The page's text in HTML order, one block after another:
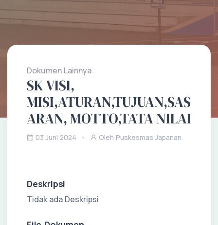
Dokumen Lainnya
SK VISI,
MISI,ATURAN,TUJUAN,SAS
ARAN, MOTTO,TATA NILAI
03 Juni 2024 Oleh Puskesmas Japanan
Deskripsi
Tidak ada Deskripsi